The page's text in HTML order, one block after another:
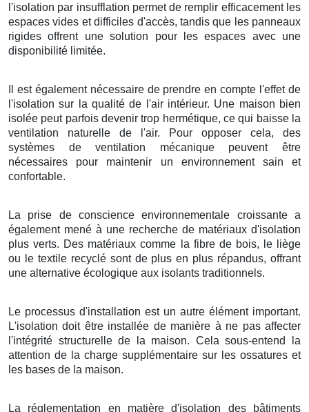
l'isolation par insufflation permet de remplir efficacement les
espaces vides et difficiles d'accès, tandis que les panneaux
rigides offrent une solution pour les espaces avec une
disponibilité limitée.
Il est également nécessaire de prendre en compte l'effet de
l'isolation sur la qualité de l'air intérieur. Une maison bien
isolée peut parfois devenir trop hermétique, ce qui baisse la
ventilation naturelle de l'air. Pour opposer cela, des
systèmes de ventilation mécanique peuvent être
nécessaires pour maintenir un environnement sain et
confortable.
La prise de conscience environnementale croissante a
également mené à une recherche de matériaux d'isolation
plus verts. Des matériaux comme la fibre de bois, le liège
ou le textile recyclé sont de plus en plus répandus, offrant
une alternative écologique aux isolants traditionnels.
Le processus d'installation est un autre élément important.
L'isolation doit être installée de manière à ne pas affecter
l'intégrité structurelle de la maison. Cela sous-entend la
attention de la charge supplémentaire sur les ossatures et
les bases de la maison.
La réglementation en matière d'isolation des bâtiments